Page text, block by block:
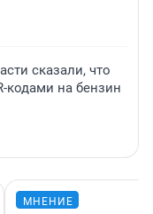
сказали, что
кодами на бензин
МНЕНИЕ